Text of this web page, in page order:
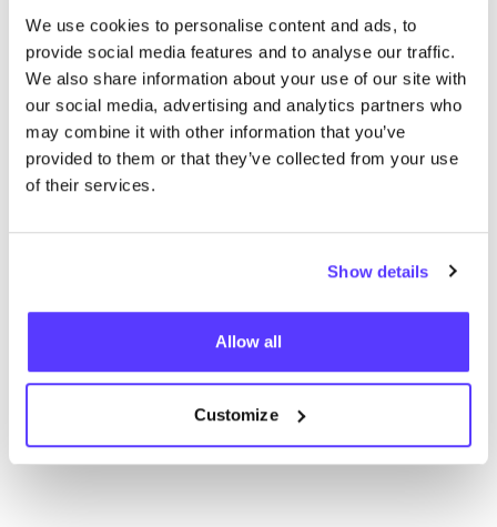
We use cookies to personalise content and ads, to
provide social media features and to analyse our traffic.
We also share information about your use of our site with
our social media, advertising and analytics partners who
may combine it with other information that you’ve
provided to them or that they’ve collected from your use
of their services.
Show details
Allow all
Customize
Element
Ropa Mochilas 1+